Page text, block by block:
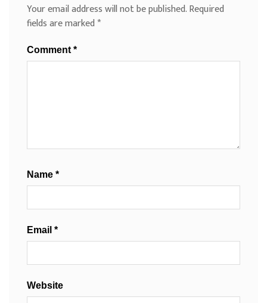
Your email address will not be published.Required
fields are marked*
Comment *
Name *
Email *
Website